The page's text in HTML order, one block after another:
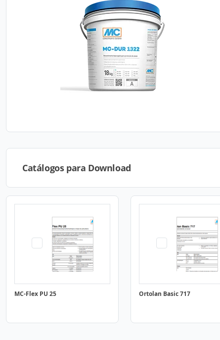
Catálogos para Download
MC-Flex PU 25 Ortolan Basic 717